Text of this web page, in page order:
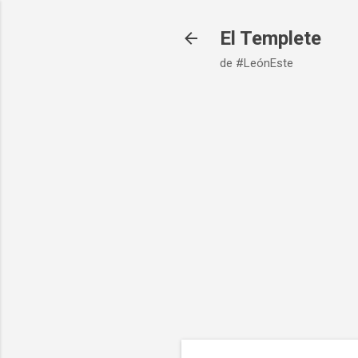
El Templete
de #LeónEste